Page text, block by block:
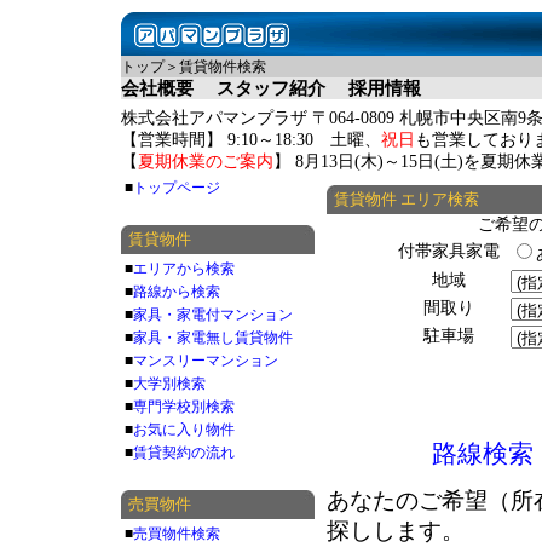
トップ＞賃貸物件検索
会社概要 スタッフ紹介 採用情報
株式会社アパマンプラザ 〒064-0809 札幌市中央区南9
【営業時間】 9:10～18:30 土曜、 祝日 も営業しており
【 夏期休業のご案内 】 8月13日(木)～15日(土)を夏期休
賃貸物件 エリア検索
ご希望
付帯家具家電
地域
間取り
駐車場
路線検索
あなたのご希望（
探しします。
■ トップページ
賃貸物件
■エリアから検索
■路線から検索
■家具・家電付マンション
■家具・家電無し賃貸物件
■マンスリーマンション
■大学別検索
■専門学校別検索
■お気に入り物件
■賃貸契約の流れ
売買物件
■売買物件検索